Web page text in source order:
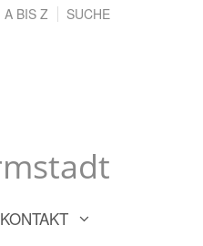
A BIS Z SUCHE
KONTAKT